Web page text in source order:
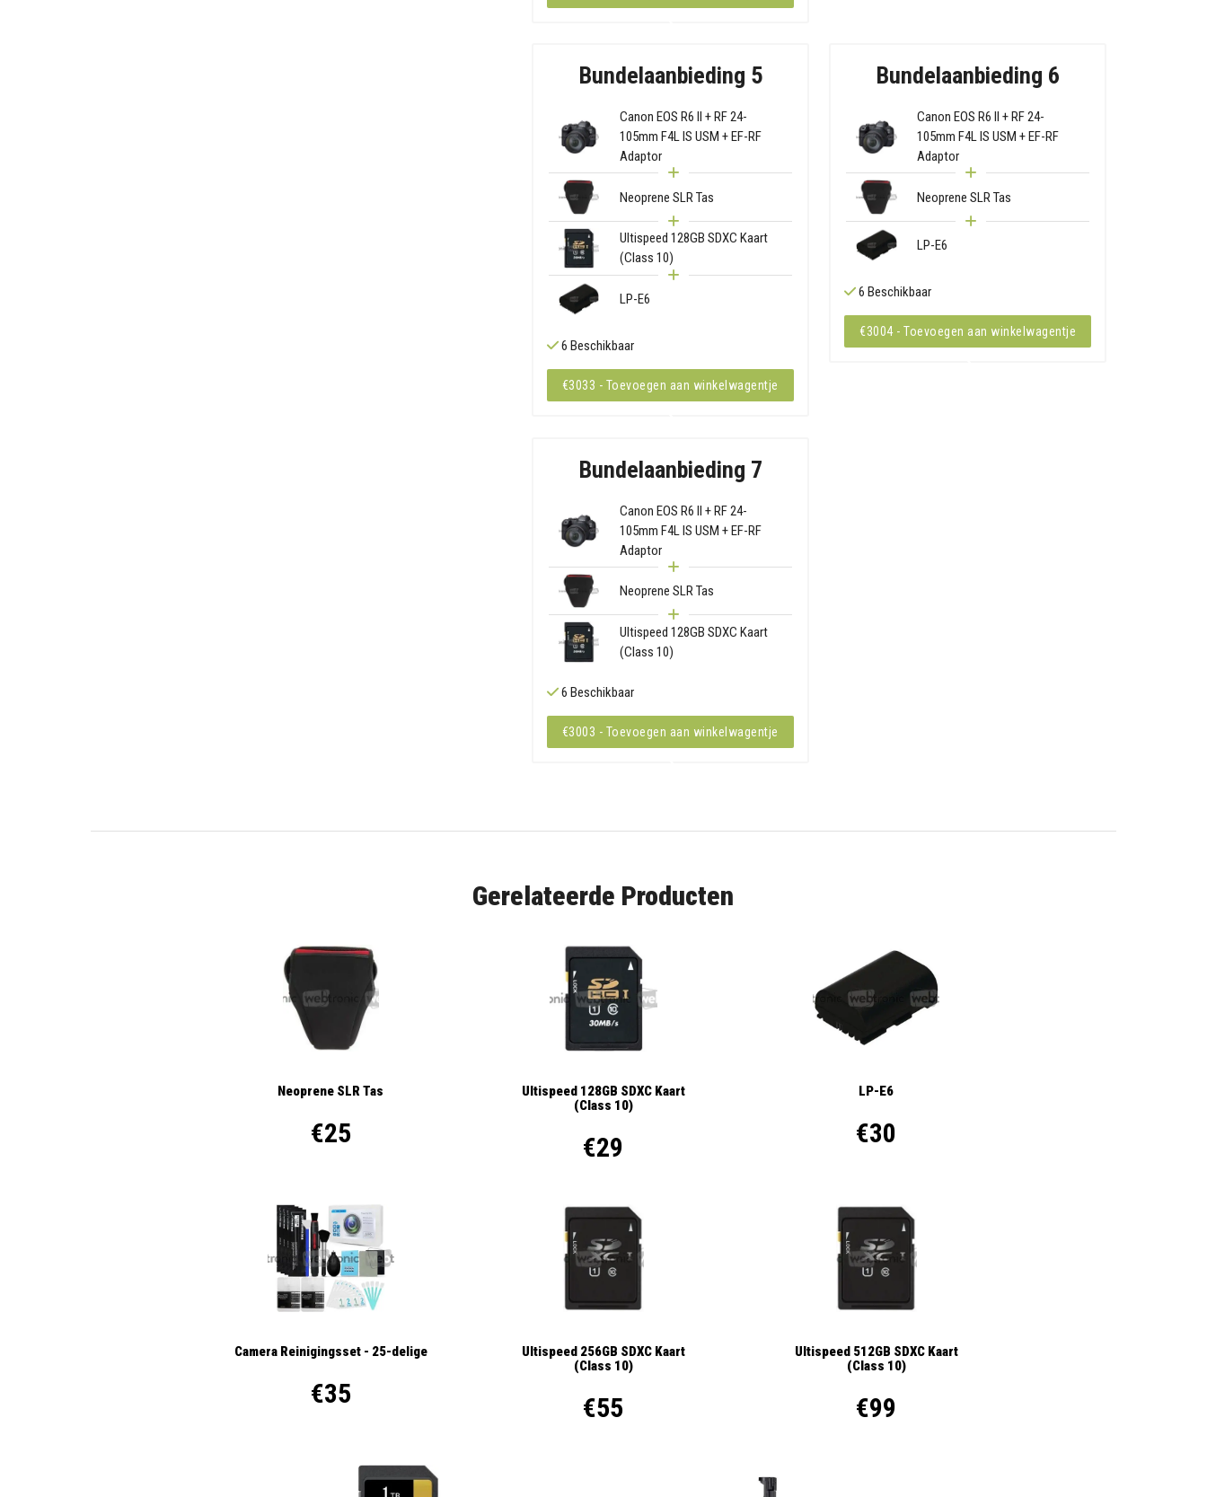
Bundelaanbieding 5
Canon EOS R6 II + RF 24-
105mm F4L IS USM + EF-RF
Adaptor
Neoprene SLR Tas
Ultispeed 128GB SDXC Kaart
(Class 10)
LP-E6
6 Beschikbaar
€3033 - Toevoegen aan winkelwagentje
Bundelaanbieding 6
Canon EOS R6 II + RF 24-
105mm F4L IS USM + EF-RF
Adaptor
Neoprene SLR Tas
LP-E6
6 Beschikbaar
€3004 - Toevoegen aan winkelwagentje
Bundelaanbieding 7
Canon EOS R6 II + RF 24-
105mm F4L IS USM + EF-RF
Adaptor
Neoprene SLR Tas
Ultispeed 128GB SDXC Kaart
(Class 10)
6 Beschikbaar
€3003 - Toevoegen aan winkelwagentje
Gerelateerde Producten
Neoprene SLR Tas
€25
Ultispeed 128GB SDXC Kaart
(Class 10)
€29
LP-E6
€30
Camera Reinigingsset - 25-delige
€35
Ultispeed 256GB SDXC Kaart
(Class 10)
€55
Ultispeed 512GB SDXC Kaart
(Class 10)
€99